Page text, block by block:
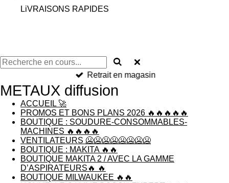
LiVRAISONS RAPIDES
Produits de qualité
METAUX diffusion
ACCUEIL 🚀
PROMOS ET BONS PLANS 2026 🔥🔥🔥🔥🔥
BOUTIQUE : SOUDURE-CONSOMMABLES-
MACHINES 🔥🔥🔥🔥
VENTILATEURS 🥶🥶🥶🥶🥶🥶🥶🥶
BOUTIQUE : MAKITA 🔥🔥
BOUTIQUE MAKITA 2 / AVEC LA GAMME
D’ASPIRATEURS🔥 🔥
BOUTIQUE MILWAUKEE 🔥🔥